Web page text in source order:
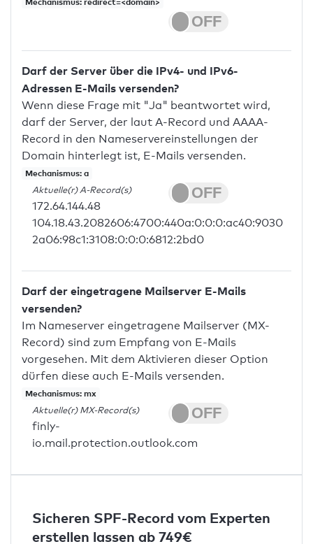
Darf der Server über die IPv4- und IPv6-
Adressen E-Mails versenden?
Wenn diese Frage mit "Ja" beantwortet wird,
darf der Server, der laut A-Record und AAAA-
Record in den Nameservereinstellungen der
Domain hinterlegt ist, E-Mails versenden.
Mechanismus: a
Aktuelle(r) A-Record(s)
172.64.144.48
104.18.43.2082606:4700:440a:0:0:0:ac40:9030
2a06:98c1:3108:0:0:0:6812:2bd0
Darf der eingetragene Mailserver E-Mails
versenden?
Im Nameserver eingetragene Mailserver (MX-
Record) sind zum Empfang von E-Mails
vorgesehen. Mit dem Aktivieren dieser Option
dürfen diese auch E-Mails versenden.
Mechanismus: mx
Aktuelle(r) MX-Record(s)
finly-
io.mail.protection.outlook.com
Sicheren SPF-Record vom Experten
erstellen lassen ab 749€